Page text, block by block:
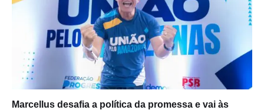
Marcellus desafia a política da promessa e vai às